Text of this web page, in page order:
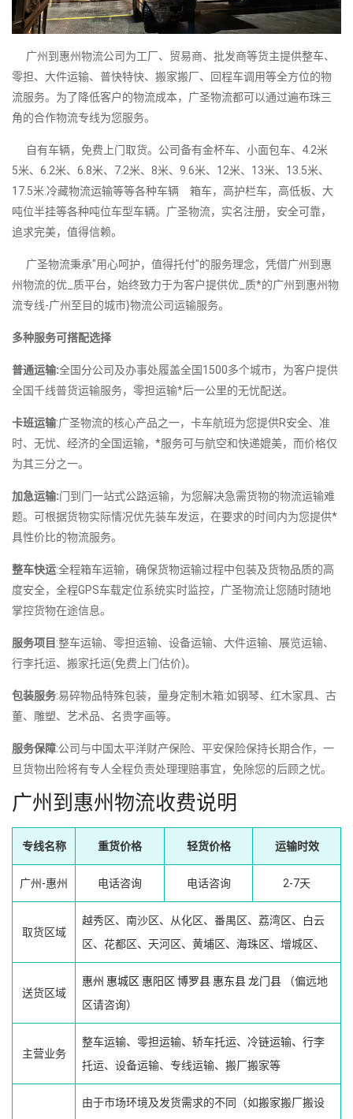
广州到惠州物流公司为工厂、贸易商、批发商等货主提供整车、
零担、大件运输、普快特快、搬家搬厂、回程车调用等全方位的物
流服务。为了降低客户的物流成本，广圣物流都可以通过遍布珠三
角的合作物流专线为您服务。
自有车辆，免费上门取货。公司备有金杯车、小面包车、4.2米
5米、6.2米、6.8米、7.2米、8米、9.6米、12米、13米、13.5米、
17.5米.冷藏物流运输等等各种车辆 箱车，高护栏车，高低板、大
吨位半挂等各种吨位车型车辆。广圣物流，实名注册，安全可靠，
追求完美，值得信赖。
广圣物流秉承"用心呵护，值得托付"的服务理念，凭借广州到惠
州物流的优_质平台，始终致力于为客户提供优_质*的广州到惠州物
流专线-广州至目的城市}物流公司运输服务。
多种服务可搭配选择
普通运输:全国分公司及办事处履盖全国1500多个城市，为客户提供
全国千线普货运输服务，零担运输*后一公里的无忧配送。
卡班运输:广圣物流的核心产品之一，卡车航班为您提供R安全、准
时、无忧、经济的全国运输，*服务可与航空和快递媲美，而价格仅
为其三分之一。
加急运输:门到门一站式公路运输，为您解决急需货物的物流运输难
题。可根据货物实际情况优先装车发运，在要求的时间内为您提供*
具性价比的物流服务。
整车快运:全程箱车运输，确保货物运输过程中包装及货物品质的高
度安全，全程GPS车载定位系统实时监控，广圣物流让您随时随地
掌控货物在途信息。
服务项目 :整车运输、零担运输、设备运输、大件运输、展览运输、
行李托运、搬家托运(免费上门估价)。
包装服务:易碎物品特殊包装，量身定制木箱:如钢琴、红木家具、古
董、雕塑、艺术品、名贵字画等。
服务保障:公司与中国太平洋财产保险、平安保险保持长期合作，一
旦货物出险将有专人全程负责处理理赔事宜，免除您的后顾之忧。
广州到惠州物流收费说明
专线名称 重货价格 轻货价格 运输时效
广州-惠州 电话咨询 电话咨询 2-7天
取货区域
越秀区、南沙区、从化区、番禺区、荔湾区、白云
区、花都区、天河区、黄埔区、海珠区、增城区、
送货区域
惠州 惠城区 惠阳区 博罗县 惠东县龙门县 （偏远地
区请咨询）
主营业务
整车运输、零担运输、轿车托运、冷链运输、行李
托运、设备运输、专线运输、搬厂搬家等
由于市场环境及发货需求的不同（如搬家搬厂搬设